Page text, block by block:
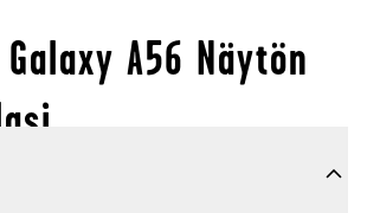
A56 Näytön